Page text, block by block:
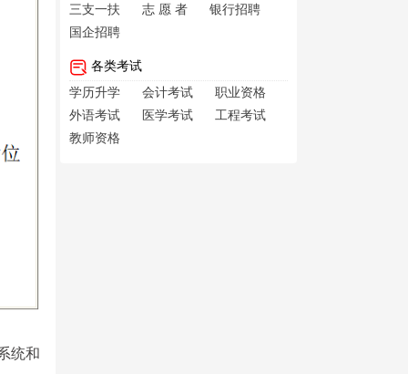
统和
三支一扶
志 愿 者
银行招聘
国企招聘
各类考试
学历升学
会计考试
职业资格
外语考试
医学考试
工程考试
教师资格